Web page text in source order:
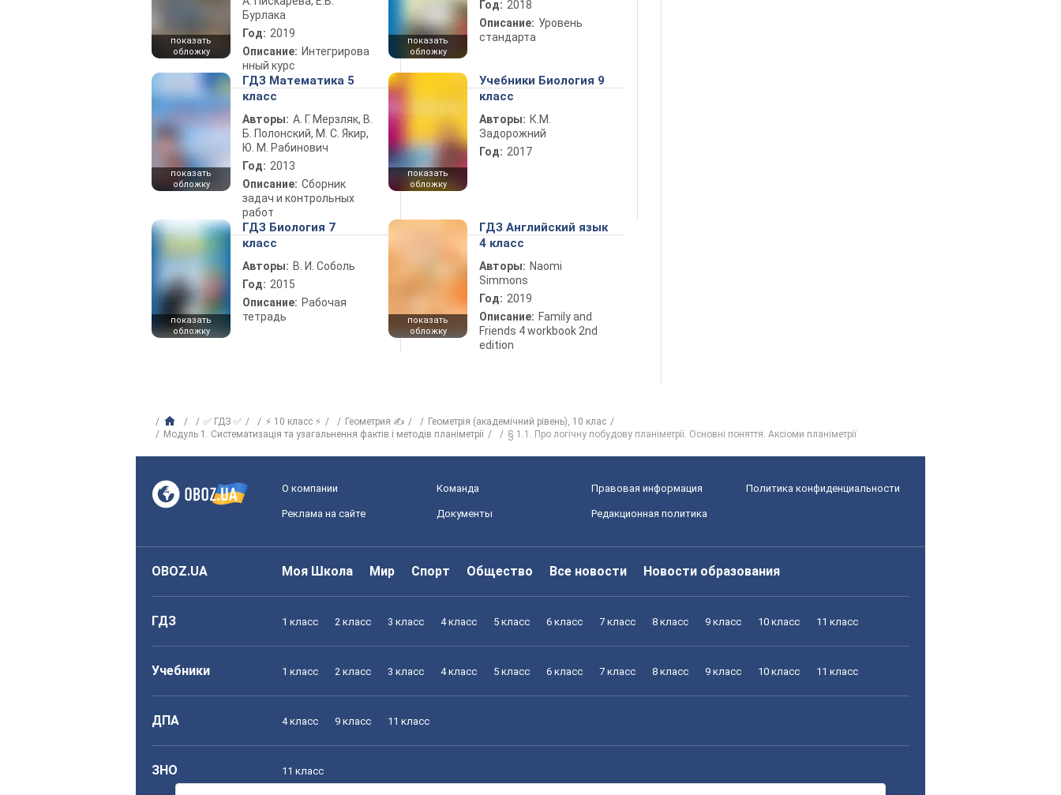
показать
обложку
Бурлака
Год: 2019
Описание: Интегрирова
нный курс
показать
обложку
Год: 2018
Описание: Уровень
стандарта
показать
обложку
ГДЗ Математика 5
класс
Авторы: А. Г. Мерзляк, В.
Б. Полонский, М. С. Якир,
Ю. М. Рабинович
Год: 2013
Описание: Сборник
задач и контрольных
работ
показать
обложку
Учебники Биология 9
класс
Авторы: К.М.
Задорожний
Год: 2017
показать
обложку
ГДЗ Биология 7
класс
Авторы: В. И. Соболь
Год: 2015
Описание: Рабочая
тетрадь
показать
обложку
ГДЗ Английский язык
4 класс
Авторы: Naomi
Simmons
Год: 2019
Описание: Family and
Friends 4 workbook 2nd
edition
✅ ГДЗ ✅ ⚡ 10 класс ⚡ Геометрия ✍
Геометрія (академічний рівень), 10 клас
Модуль 1. Систематизація та узагальнення фактів і методів планіметрії
§ 1.1. Про логічну побудову планіметрії. Основні поняття. Аксіоми планіметрії
О компании Команда Правовая информация Политика конфиденциальности
Реклама на сайте Документы Редакционная политика
OBOZ.UA Моя Школа Мир Спорт Общество Все новости Новости образования
ГДЗ 1 класс 2 класс 3 класс 4 класс 5 класс 6 класс 7 класс 8 класс 9 класс 10 класс 11 класс
Учебники 1 класс 2 класс 3 класс 4 класс 5 класс 6 класс 7 класс 8 класс 9 класс 10 класс 11 класс
ДПА 4 класс 9 класс 11 класс
ЗНО 11 класс